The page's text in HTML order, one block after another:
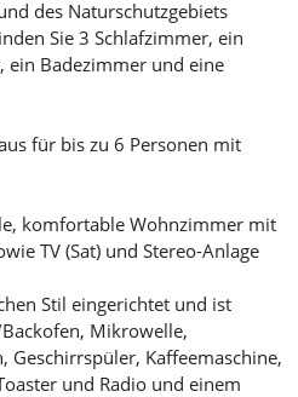
des Naturschutzgebiets
Sie 3 Schlafzimmer, ein
Badezimmer und eine
für bis zu 6 Personen mit
komfortable Wohnzimmer mit
TV (Sat) und Stereo-Anlage
Stil eingerichtet und ist
Mikrowelle,
Geschirrspüler, Kaffeemaschine,
und Radio und einem